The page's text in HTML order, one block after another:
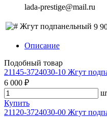
lada-prestige@mail.ru
Жгут подпанельный 9
Описание
Подобный товар
21145-3724030-10 Жгут
6 000 ₽
Купить
21120-3724030-00 Жгут